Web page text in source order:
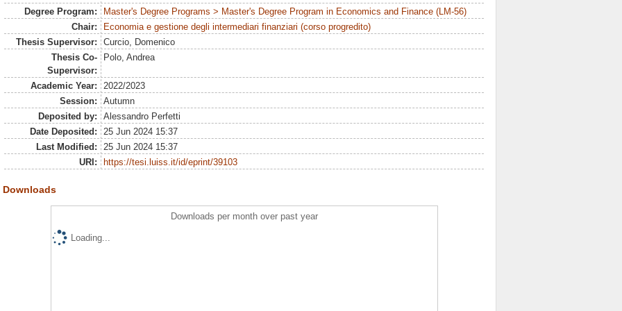
Degree Program:
Master's Degree Programs > Master's Degree Program in Economics and Finance (LM-56)
Chair:
Economia e gestione degli intermediari finanziari (corso progredito)
Thesis Supervisor:
Curcio, Domenico
Thesis Co-
Supervisor:
Polo, Andrea
Academic Year:
2022/2023
Session:
Autumn
Deposited by:
Alessandro Perfetti
Date Deposited:
25 Jun 2024 15:37
Last Modified:
25 Jun 2024 15:37
URI:
https://tesi.luiss.it/id/eprint/39103
Downloads
Downloads per month over past year
Loading...